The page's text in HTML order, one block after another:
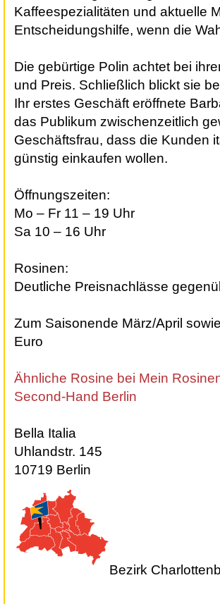
Kaffeespezialitäten und aktuelle
Entscheidungshilfe, wenn die
Die gebürtige Polin achtet bei
und Preis. Schließlich blickt sie
Ihr erstes Geschäft eröffnete
das Publikum zwischenzeitlich
Geschäftsfrau, dass die Kunden
günstig einkaufen wollen.
Öffnungszeiten:
Mo – Fr 11 – 19 Uhr
Sa 10 – 16 Uhr
Rosinen:
Deutliche Preisnachlässe
Zum Saisonende März/April
Euro
Ähnliche Rosine bei Mein
Second-Hand Berlin
Bella Italia
Uhlandstr. 145
10719 Berlin
Bezirk